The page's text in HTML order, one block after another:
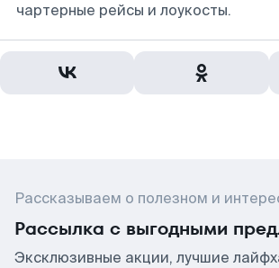
чартерные рейсы и лоукосты.
Рассказываем о полезном и
Рассылка с выгодными
Эксклюзивные акции, лучшие